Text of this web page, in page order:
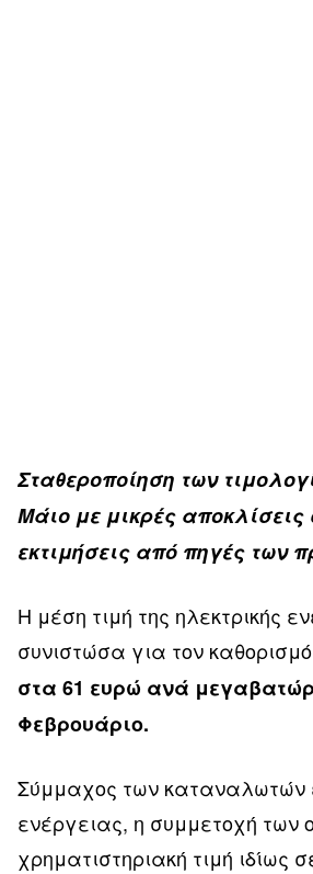
Σταθεροποίηση των
Μάιο με μικρές
εκτιμήσεις από πηγές των
Η μέση τιμή της ηλεκτρικής
συνιστώσα για τον
στα 61 ευρώ ανά
Φεβρουάριο.
Σύμμαχος των καταναλωτών
ενέργειας, η συμμετοχή των
χρηματιστηριακή τιμή ιδίως